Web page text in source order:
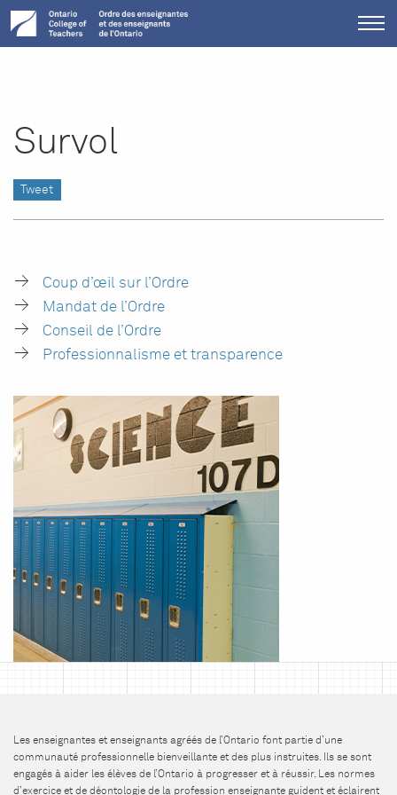
Survol
Tweet
Coup d’œil sur l’Ordre
Mandat de l’Ordre
Conseil de l’Ordre
Professionnalisme et transparence
Les enseignantes et enseignants agréés de l’Ontario font partie d’une
communauté professionnelle bienveillante et des plus instruites. Ils se sont
engagés à aider les élèves de l’Ontario à progresser et à réussir. Les normes
d’exercice et de déontologie de la profession enseignante guident et éclairent